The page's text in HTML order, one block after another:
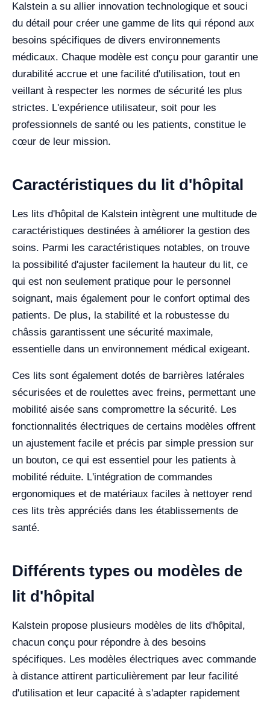
Kalstein a su allier innovation technologique et souci
du détail pour créer une gamme de lits qui répond aux
besoins spécifiques de divers environnements
médicaux. Chaque modèle est conçu pour garantir une
durabilité accrue et une facilité d'utilisation, tout en
veillant à respecter les normes de sécurité les plus
strictes. L'expérience utilisateur, soit pour les
professionnels de santé ou les patients, constitue le
cœur de leur mission.
Caractéristiques du lit d'hôpital
Les lits d'hôpital de Kalstein intègrent une multitude de
caractéristiques destinées à améliorer la gestion des
soins. Parmi les caractéristiques notables, on trouve
la possibilité d'ajuster facilement la hauteur du lit, ce
qui est non seulement pratique pour le personnel
soignant, mais également pour le confort optimal des
patients. De plus, la stabilité et la robustesse du
châssis garantissent une sécurité maximale,
essentielle dans un environnement médical exigeant.
Ces lits sont également dotés de barrières latérales
sécurisées et de roulettes avec freins, permettant une
mobilité aisée sans compromettre la sécurité. Les
fonctionnalités électriques de certains modèles offrent
un ajustement facile et précis par simple pression sur
un bouton, ce qui est essentiel pour les patients à
mobilité réduite. L'intégration de commandes
ergonomiques et de matériaux faciles à nettoyer rend
ces lits très appréciés dans les établissements de
santé.
Différents types ou modèles de
lit d'hôpital
Kalstein propose plusieurs modèles de lits d'hôpital,
chacun conçu pour répondre à des besoins
spécifiques. Les modèles électriques avec commande
à distance attirent particulièrement par leur facilité
d'utilisation et leur capacité à s'adapter rapidement